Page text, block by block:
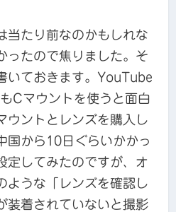
当たり前なのかもしれな
ったので焦りました。そ
いておきます。YouTube
Cマウントを使うと面白
ウントとレンズを購入し
国から10日ぐらいかかっ
定してみたのですが、オ
ような「レンズを確認し
装着されていないと撮影